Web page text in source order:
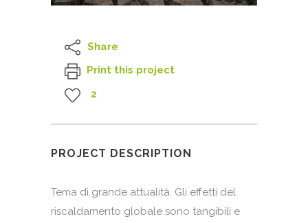
Share
Print this project
2
PROJECT DESCRIPTION
Tema di grande attualità. Gli effetti del
riscaldamento globale sono tangibili e